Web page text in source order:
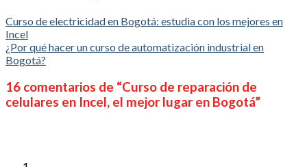
Curso de electricidad en Bogotá: estudia con los mejores en
Incel
¿Por qué hacer un curso de automatización industrial en
Bogotá?
16 comentarios de “Curso de reparación de
celulares en Incel, el mejor lugar en Bogotá”